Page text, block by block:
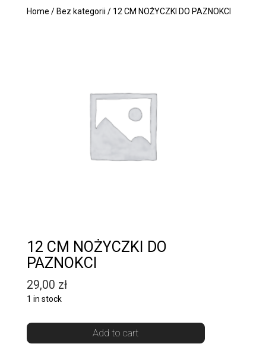
Home / Bez kategorii / 12 CM NOŻYCZKI DO PAZNOKCI
12 CM NOŻYCZKI DO
PAZNOKCI
29,00 zł
1 in stock
Add to cart